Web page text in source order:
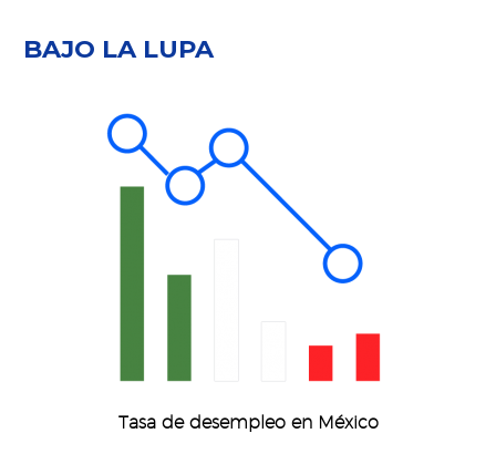
BAJO LA LUPA
Tasa de desempleo en México